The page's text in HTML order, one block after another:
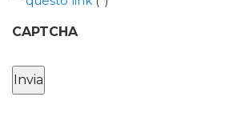
CAPTCHA